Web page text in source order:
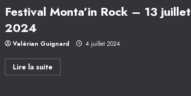
23-
24-
Festival Monta’in Rock – 13 juillet
2024
Valérian Guignard 4 juillet 2024
Lire la suiteEn
savoir